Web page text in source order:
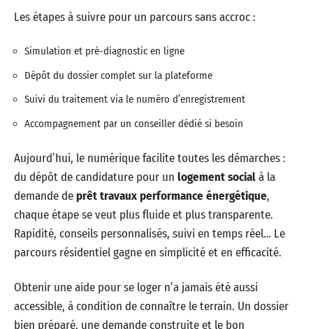
Les étapes à suivre pour un parcours sans accroc :
Simulation et pré-diagnostic en ligne
Dépôt du dossier complet sur la plateforme
Suivi du traitement via le numéro d’enregistrement
Accompagnement par un conseiller dédié si besoin
Aujourd’hui, le numérique facilite toutes les démarches :
du dépôt de candidature pour un logement socialà la
demande deprêt travaux performance énergétique,
chaque étape se veut plus fluide et plus transparente.
Rapidité, conseils personnalisés, suivi en temps réel… Le
parcours résidentiel gagne en simplicité et en efficacité.
Obtenir une aide pour se loger n’a jamais été aussi
accessible, à condition de connaître le terrain. Un dossier
bien préparé, une demande construite et le bon